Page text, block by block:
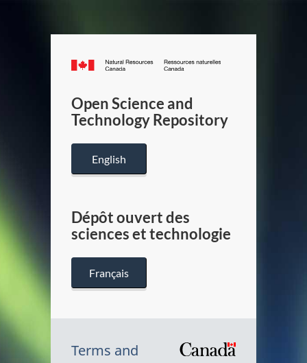
Canada.ca
/
Canada
Open Science and
Technology Repository
English
Dépôt ouvert des
sciences et technologie
Français
Terms and